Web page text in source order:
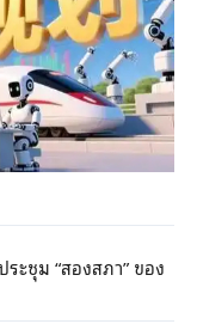
ะชุม “สองสภา” ของ